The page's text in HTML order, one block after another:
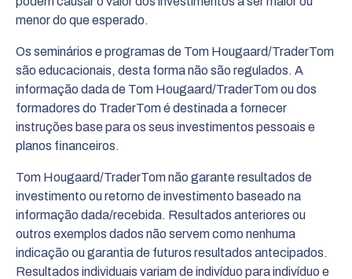
menor do que esperado.
Os seminários e programas de Tom Hougaard/TraderTom
são educacionais, desta forma não são regulados. A
informação dada de Tom Hougaard/TraderTom ou dos
formadores do TraderTom é destinada a fornecer
instruções base para os seus investimentos pessoais e
planos financeiros.
Tom Hougaard/TraderTom não garante resultados de
investimento ou retorno de investimento baseado na
informação dada/recebida. Resultados anteriores ou
outros exemplos dados não servem como nenhuma
indicação ou garantia de futuros resultados antecipados.
Resultados individuais variam de indivíduo para indivíduo e